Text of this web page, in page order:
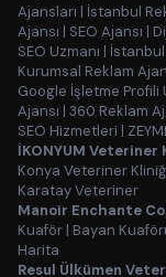
Ajansları | İstanbul
Ajansı | SEO Ajansı |
SEO Uzmanı | İstanbul
Kurumsal Reklam
Google İşletme Profili
Ajansı | 360 Reklam
SEO Hizmetleri |
İKONYUM Veteriner
Konya Veteriner
Karatay Veteriner
Manoir Enchante
Kuaför | Bayan
Harita
Resul Ülkümen